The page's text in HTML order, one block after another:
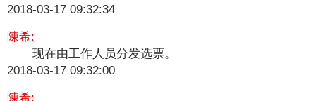
2018-03-17 09:32:34
陳希:
现在由工作人员分发选票。
2018-03-17 09:32:00
陳希: